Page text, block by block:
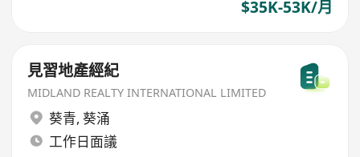
$35K-53K/月
見習地產經紀
MIDLAND REALTY INTERNATIONAL LIMITED
葵青, 葵涌
工作日面議